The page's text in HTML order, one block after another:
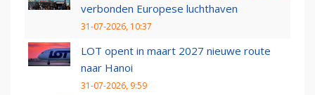
verbonden Europese luchthaven
31-07-2026, 10:37
LOT opent in maart 2027 nieuwe route
naar Hanoi
31-07-2026, 9:59